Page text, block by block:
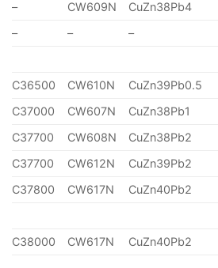
–
CW609N CuZn38Pb4
–
– –
C36500 CW610N CuZn39Pb0.5
C37000
CW607N CuZn38Pb1
C37700
CW608N CuZn38Pb2
C37700
CW612N CuZn39Pb2
C37800
CW617N CuZn40Pb2
C38000 CW617N CuZn40Pb2